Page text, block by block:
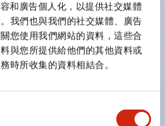
和廣告個人化，以提供社交媒體
我們也與我們的社交媒體、廣告
您使用我們網站的資料，這些合
與您所提供給他們的其他資料或
時所收集的資料相結合。
）：可清楚辨識正方平頭形指
以及點燈時的顏色識別。
色規範：在危險或緊急狀況下，